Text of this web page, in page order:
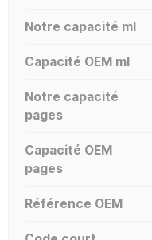
Notre capacité ml
Capacité OEM ml
Notre capacité
pages
Capacité OEM
pages
Référence OEM